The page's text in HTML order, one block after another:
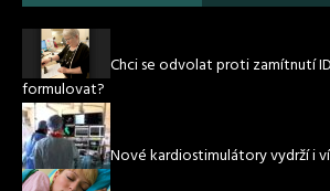
Chci se odvolat proti zamítnutí
formulovat?
Nové kardiostimulátory vydrží i